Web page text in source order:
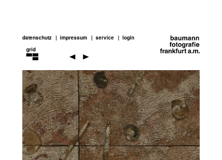
datenschutz impressum service
login
grid
adrian
villár
rojas